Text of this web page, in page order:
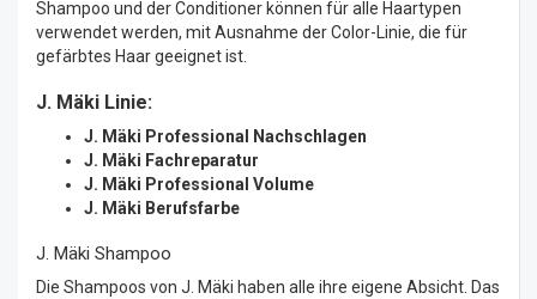
Shampoo und der Conditioner können für alle Haartypen
verwendet werden, mit Ausnahme der Color-Linie, die für
gefärbtes Haar geeignet ist.
J. Mäki Linie:
J. Mäki Professional Nachschlagen
J. Mäki Fachreparatur
J. Mäki Professional Volume
J. Mäki Berufsfarbe
J. Mäki Shampoo
Die Shampoos von J. Mäki haben alle ihre eigene Absicht. Das